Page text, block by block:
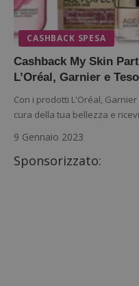
CASHBACK SPESA
Cashback My Skin
L’Oréal, Garnier e
Con i prodotti L'Oréal,
cura della tua bellezza e
9 Gennaio 2023
Sponsorizzato: